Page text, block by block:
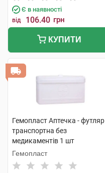
Є в наявності
від 106.40 грн
КУПИТИ
Гемопласт Аптечка - футляр
транспортна без
медикаментів 1 шт
Гемопласт